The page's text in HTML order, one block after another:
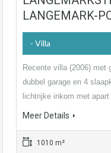
LANGEMARK-
- Villa
Recente villa (2006) met
dubbel garage en 4
lichtrijke inkom met
Meer Details
1010 m²